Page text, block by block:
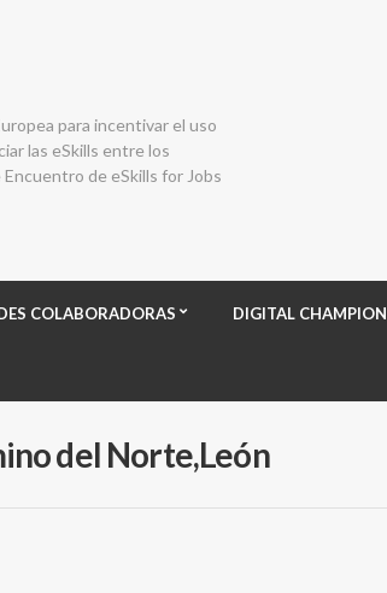
para incentivar el uso
las eSkills entre los
de eSkills for Jobs
COLABORADORAS DIGITAL CHAMPION
del Norte,León